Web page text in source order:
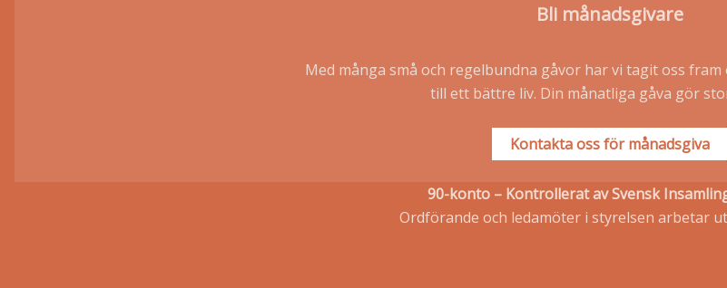
Bli månadsgivare
Med många små och regelbundna gåvor har vi tagit oss
till ett bättre liv. Din månatliga gåva gör
Kontakta oss för månadsgiva
90-konto – Kontrollerat av Svensk
Ordförande och ledamöter i styrelsen arbetar